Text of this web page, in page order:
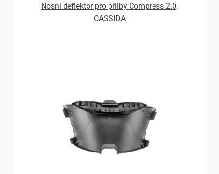
Nosní deflektor pro přilby Compress 2.0,
CASSIDA